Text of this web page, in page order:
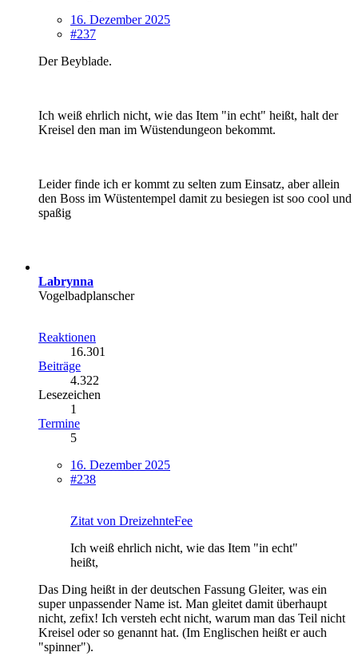
16. Dezember 2025
#237
Der Beyblade.
Ich weiß ehrlich nicht, wie das Item "in echt" heißt, halt der
Kreisel den man im Wüstendungeon bekommt.
Leider finde ich er kommt zu selten zum Einsatz, aber allein
den Boss im Wüstentempel damit zu besiegen ist soo cool und
spaßig
Labrynna
Vogelbadplanscher
Reaktionen
16.301
Beiträge
4.322
Lesezeichen
1
Termine
5
16. Dezember 2025
#238
Zitat von DreizehnteFee
Ich weiß ehrlich nicht, wie das Item "in echt"
heißt,
Das Ding heißt in der deutschen Fassung Gleiter, was ein
super unpassender Name ist. Man gleitet damit überhaupt
nicht, zefix! Ich versteh echt nicht, warum man das Teil nicht
Kreisel oder so genannt hat. (Im Englischen heißt er auch
"spinner").